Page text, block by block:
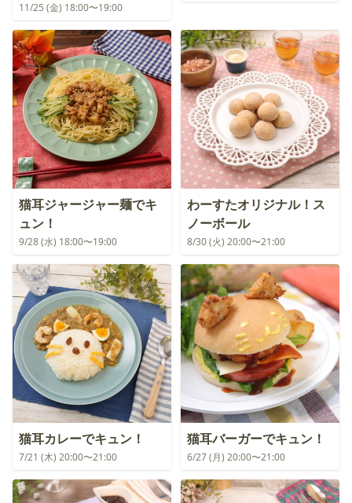
11/25 (金) 18:00〜19:00
猫耳ジャージャー麺でキ
ュン！
9/28 (水) 18:00〜19:00
わーすたオリジナル！ス
ノーボール
8/30 (火) 20:00〜21:00
猫耳カレーでキュン！
7/21 (木) 20:00〜21:00
猫耳バーガーでキュン！
6/27 (月) 20:00〜21:00